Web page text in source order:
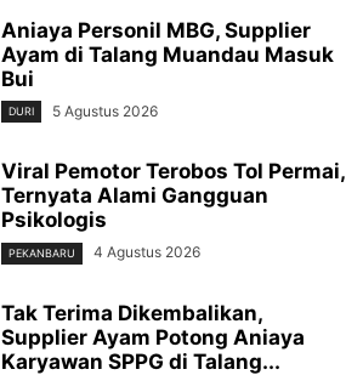
Aniaya Personil MBG, Supplier
Ayam di Talang Muandau Masuk
Bui
DURI 5 Agustus 2026
Viral Pemotor Terobos Tol Permai,
Ternyata Alami Gangguan
Psikologis
PEKANBARU 4 Agustus 2026
Tak Terima Dikembalikan,
Supplier Ayam Potong Aniaya
Karyawan SPPG di Talang...